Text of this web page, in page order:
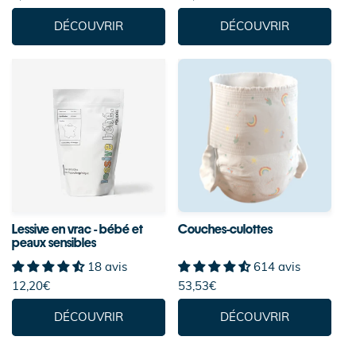
DÉCOUVRIR DÉCOUVRIR
Lessive en vrac - bébé et
peaux sensibles
18 avis
12,20€
DÉCOUVRIR
Couches-culottes
614 avis
53,53€
DÉCOUVRIR